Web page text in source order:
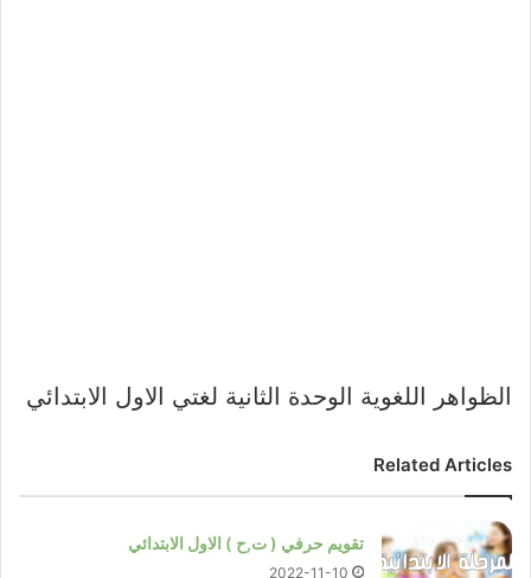
الظواهر اللغوية الوحدة الثانية لغتي الاول الابتدائي
Related Articles
تقويم حرفي ( ت,ح ) الاول الابتدائي
2022-11-10